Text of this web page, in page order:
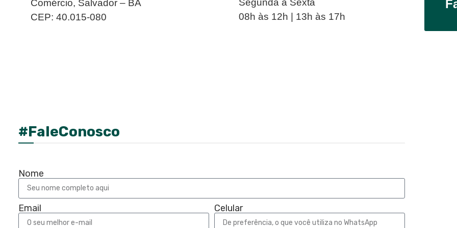
Comércio, Salvador – BA
CEP: 40.015-080
Segunda à Sexta
08h às 12h | 13h às 17h
#FaleConosco
Nome
Email Celular